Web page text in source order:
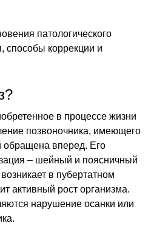
патологического
способы коррекции и
в процессе жизни
позвоночника, имеющего
обращена вперед. Его
– шейный и поясничный
в пубертатном
активный рост организма.
нарушение осанки или